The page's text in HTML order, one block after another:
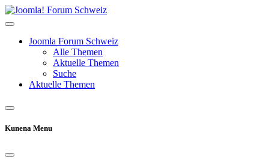
Joomla Forum Schweiz
Alle Themen
Aktuelle Themen
Suche
Aktuelle Themen
Kunena Menu